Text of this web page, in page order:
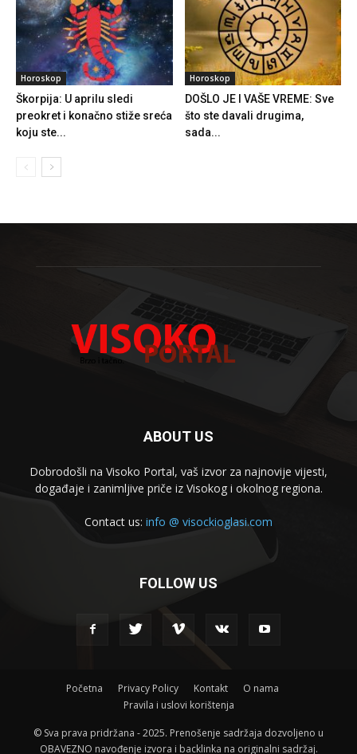
Horoskop
Škorpija: U aprilu sledi
preokret i konačno stiže sreća
koju ste...
Horoskop
DOŠLO JE I VAŠE VREME: Sve
što ste davali drugima,
sada...
ABOUT US
Dobrodošli na Visoko Portal, vaš izvor za najnovije vijesti,
događaje i zanimljive priče iz Visokog i okolnog regiona.
Contact us: info @ visockioglasi.com
FOLLOW US
Početna Privacy Policy Kontakt
O nama
Pravila i uslovi korištenja
© Sva prava pridržana - 2025. Prenošenje sadržaja dozvoljeno u
OBAVEZNO navođenje izvora i backlinka na originalni sadržaj.